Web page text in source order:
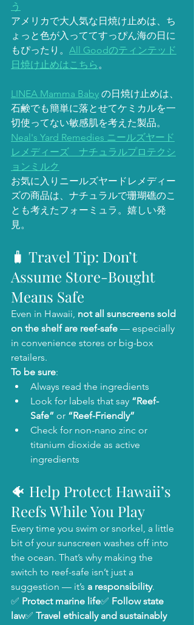
う
アメリカで大人気な日焼け止めは、ち
ょっと色が入っててすっぴん海の日に
もぴったり。 All Goodのティンテッド
日焼け止めはこちら。
LINEA Mamma Baby の日焼け止めは、
石鹸でも簡単に落とせてケミカルを一
切使ってない敏感肌を考えた製品。
Neal's Yard Remedies ニールズヤード
レメディーズ　ナチュラルプロテクシ
ョンミルク
お気に入りニールズヤードレメディー
ズの商品は、ナチュラルで珊瑚礁のこ
とも考えたフォーミュラ。嬉しい発
見。
🧳 Travel Tip: Don’t
Assume Store-Bought
Means Safe
Even in Hawaii, not all sunscreens sold
on the shelf are reef-safe — especially
in convenience stores or big-box
retailers.
To be sure:
Always read the ingredients
Look for labels that say “Reef-
Safe” or “Reef-Friendly”
Check for non-nano zinc or
titanium dioxide as active
ingredients
🐠 Help Protect Hawaii’s
Reefs While You Play
Every time you swim or snorkel, a little
bit of your sunscreen washes off into
the ocean. That’s why making the
switch to reef-safe isn’t just a
suggestion — it’s a responsibility.
✅ Protect marine life✅ Follow state
law✅ Travel ethically and sustainably